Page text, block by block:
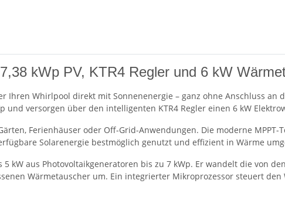
kWp PV, KTR4 Regler und 6 kW
Ihren Whirlpool direkt mit Sonnenenergie – ganz ohne Anschluss an
versorgen über den intelligenten KTR4 Regler einen 6 kW
Ferienhäuser oder Off-Grid-Anwendungen. Die moderne MPPT-
Solarenergie bestmöglich genutzt und effizient in Wärme
kW aus Photovoltaikgeneratoren bis zu 7 kWp. Er wandelt die von
Wärmetauscher um. Ein integrierter Mikroprozessor steuert den